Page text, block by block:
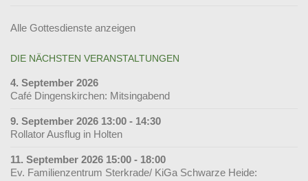
Alle Gottesdienste anzeigen
DIE NÄCHSTEN VERANSTALTUNGEN
4. September 2026
Café Dingenskirchen: Mitsingabend
9. September 2026 13:00 - 14:30
Rollator Ausflug in Holten
11. September 2026 15:00 - 18:00
Ev. Familienzentrum Sterkrade/ KiGa Schwarze Heide: